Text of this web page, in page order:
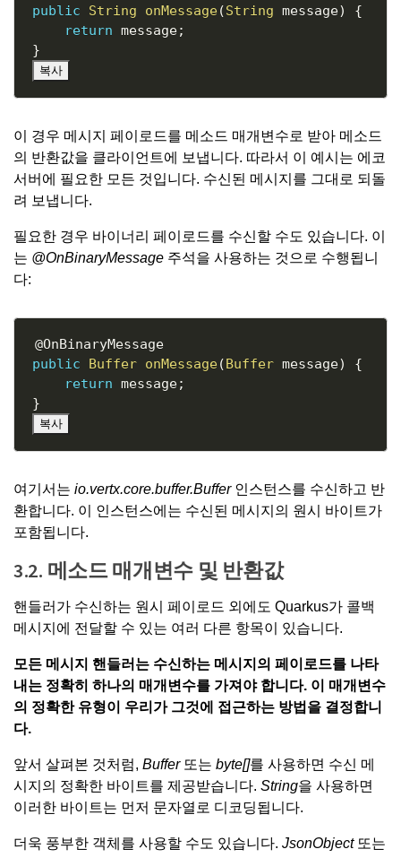
public
String onMessage(String message)
{
return message;
}
복사
이 경우 메시지 페이로드를 메소드 매개변수로 받아 메소드
의 반환값을 클라이언트에 보냅니다. 따라서 이 예시는 에코
서버에 필요한 모든 것입니다. 수신된 메시지를 그대로 되돌
려 보냅니다.
필요한 경우 바이너리 페이로드를 수신할 수도 있습니다. 이
는 @OnBinaryMessage 주석을 사용하는 것으로 수행됩니
다:
@OnBinaryMessage
public
Buffer onMessage(Buffer message)
{
return message;
}
복사
여기서는 io.vertx.core.buffer.Buffer인스턴스를 수신하고 반
환합니다. 이 인스턴스에는 수신된 메시지의 원시 바이트가
포함됩니다.
3.2. 메소드 매개변수 및 반환값
핸들러가 수신하는 원시 페이로드 외에도 Quarkus가 콜백
메시지에 전달할 수 있는 여러 다른 항목이 있습니다.
모든 메시지 핸들러는 수신하는 메시지의 페이로드를 나타
내는 정확히 하나의 매개변수를 가져야 합니다. 이 매개변수
의 정확한 유형이 우리가 그것에 접근하는 방법을 결정합니
다.
앞서 살펴본 것처럼, Buffer또는 byte[]를 사용하면 수신 메
시지의 정확한 바이트를 제공받습니다. String을 사용하면
이러한 바이트는 먼저 문자열로 디코딩됩니다.
더욱 풍부한 객체를 사용할 수도 있습니다. JsonObject또는